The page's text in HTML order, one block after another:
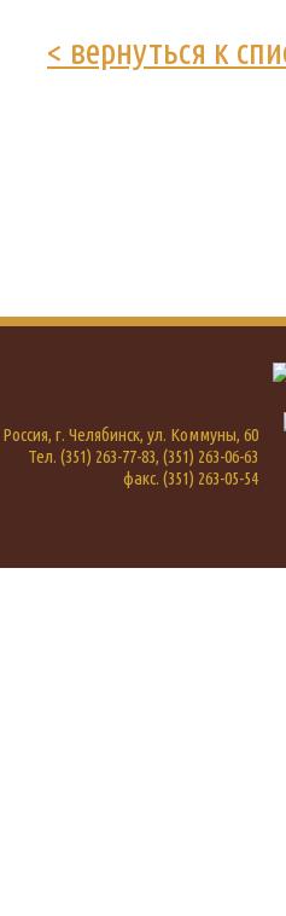
< вернуться к
Россия, г. Челябинск, ул. Коммуны, 60
Тел. (351) 263-77-83, (351) 263-06-63
факс. (351) 263-05-54